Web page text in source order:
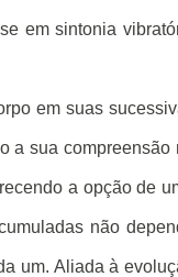
em sintonia
em suas
a sua compreensão
a opção de
não
um. Aliada à